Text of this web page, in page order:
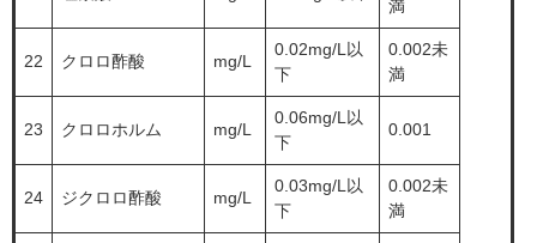
満
22 クロロ酢酸 mg/L
0.02mg/L以
下
0.002未
満
23 クロロホルム mg/L
0.06mg/L以
下
0.001
24 ジクロロ酢酸 mg/L
0.03mg/L以
下
0.002未
満